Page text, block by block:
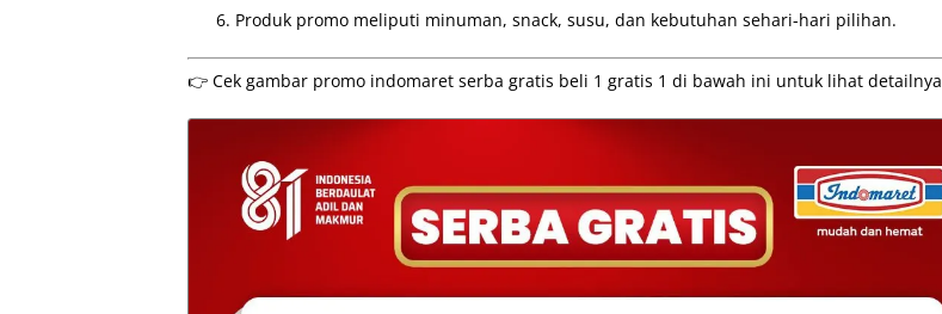
Produk promo meliputi minuman, snack, susu, dan kebutuhan sehari-hari pilihan.
👉 Cek gambar promo indomaret serba gratis beli 1 gratis 1 di bawah ini untuk lihat detailnya